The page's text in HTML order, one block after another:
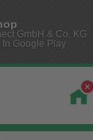
GmbH & Co. KG
In Google Play